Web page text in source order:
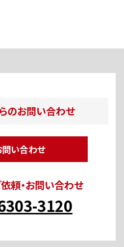
のお問い合わせ
問い合わせ
頼・お問い合わせ
3120